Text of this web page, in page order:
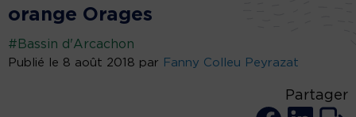
orange Orages
#Bassin d'Arcachon
Publié le 8 août 2018 par Fanny Colleu Peyrazat
Partager